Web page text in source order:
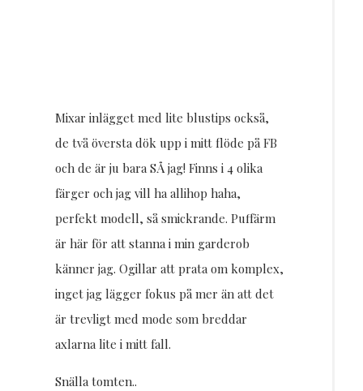
Mixar inlägget med lite blustips också,
de två översta dök upp i mitt flöde på FB
och de är ju bara SÅ jag! Finns i 4 olika
färger och jag vill ha allihop haha,
perfekt modell, så smickrande. Puffärm
är här för att stanna i min garderob
känner jag. Ogillar att prata om komplex,
inget jag lägger fokus på mer än att det
är trevligt med mode som breddar
axlarna lite i mitt fall.
Snälla tomten..